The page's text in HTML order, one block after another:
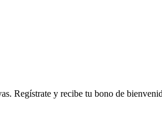
Regístrate y recibe tu bono de